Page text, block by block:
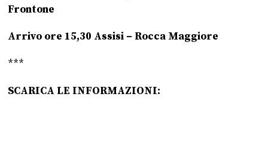
Frontone
Arrivo ore 15,30 Assisi – Rocca Maggiore
***
SCARICA LE INFORMAZIONI: